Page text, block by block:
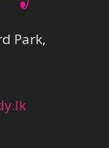
Park,